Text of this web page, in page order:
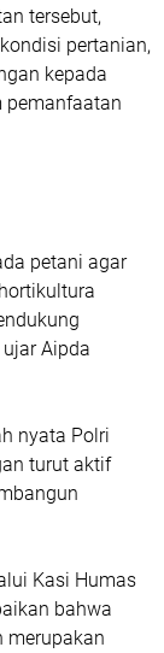
tersebut,
pertanian,
kepada
pemanfaatan
petani agar
Aipda
nyata Polri
turut aktif
Kasi Humas
bahwa
merupakan